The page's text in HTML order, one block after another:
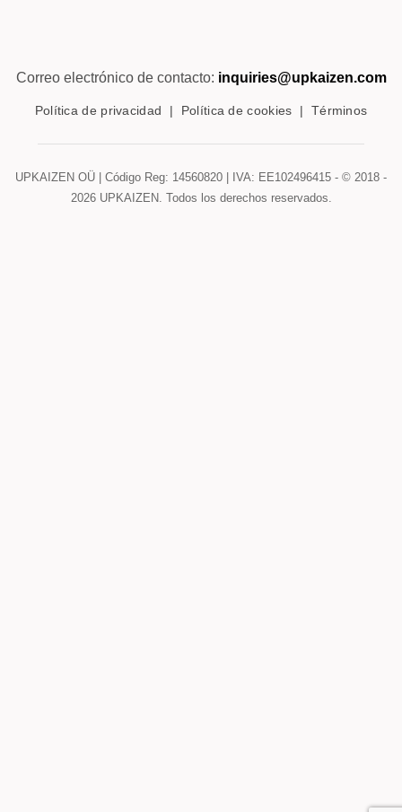
Correo electrónico de contacto: inquiries@upkaizen.com
Política de privacidad | Política de cookies | Términos
UPKAIZEN OÜ | Código Reg: 14560820 | IVA: EE102496415 - © 2018 -
2026UPKAIZEN. Todos los derechos reservados.